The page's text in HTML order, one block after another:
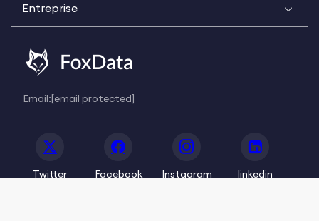
Entreprise
Email:[email protected]
Twitter Facebook Instagram linkedin